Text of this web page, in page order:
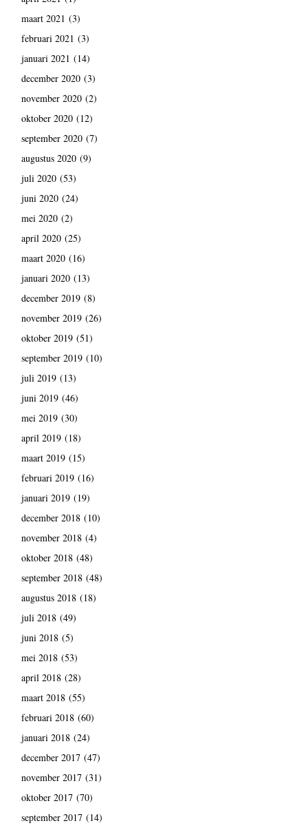
maart 2021 (3)
februari 2021 (3)
januari 2021 (14)
december 2020(3)
november 2020(2)
oktober 2020(12)
september 2020(7)
augustus 2020(9)
juli 2020(53)
juni 2020(24)
mei 2020(2)
april 2020(25)
maart 2020(16)
januari 2020(13)
december 2019(8)
november 2019(26)
oktober 2019(51)
september 2019(10)
juli 2019(13)
juni 2019(46)
mei 2019(30)
april 2019(18)
maart 2019(15)
februari 2019(16)
januari 2019(19)
december 2018(10)
november 2018(4)
oktober 2018(48)
september 2018(48)
augustus 2018(18)
juli 2018(49)
juni 2018(5)
mei 2018(53)
april 2018(28)
maart 2018(55)
februari 2018(60)
januari 2018(24)
december 2017(47)
november 2017(31)
oktober 2017(70)
september 2017(14)